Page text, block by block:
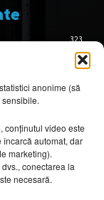
anonime (să
conținutul video este
automat, dar
marketing).
conectarea la
necesară.
323
126
64
43